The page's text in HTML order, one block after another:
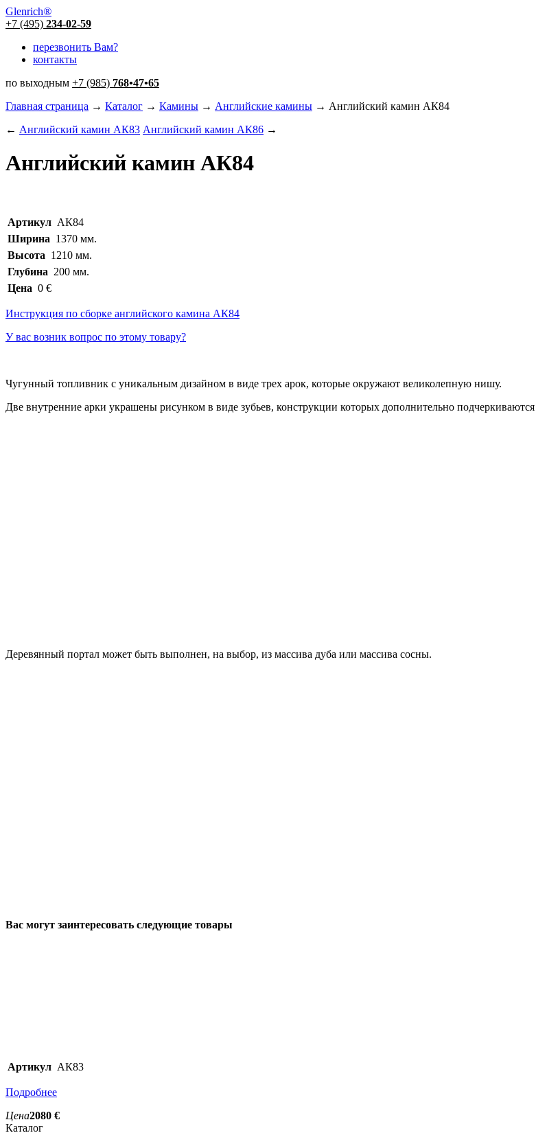
Glenrich®
+7 (495) 234-02-59
перезвонить Вам?
контакты
по выходным +7 (985) 768•47•65
Главная страница → Каталог → Камины → Английские камины → Английский камин АК84
← Английский камин АК83 Английский камин АК86 →
Английский камин АК84
Артикул АК84
Ширина 1370 мм.
Высота 1210 мм.
Глубина 200 мм.
Цена 0 €
Инструкция по сборке английского камина АК84
У вас возник вопрос по этому товару?
Чугунный топливник с уникальным дизайном в виде трех арок, которые окружают великолепную нишу.
Две внутренние арки украшены рисунком в виде зубьев, конструкции которых дополнительно
Деревянный портал может быть выполнен, на выбор, из массива дуба или массива сосны.
Вас могут заинтересовать следующие товары
Артикул АК83
Подробнее
Цена2080 €
Каталог